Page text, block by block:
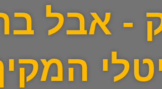
- אבל